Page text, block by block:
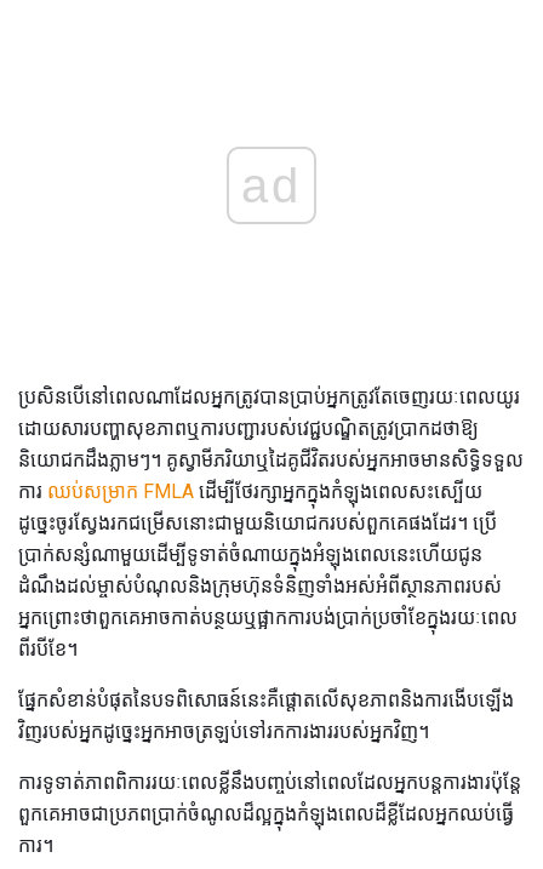
ad
ប្រសិនបើនៅពេលណាដែលអ្នកត្រូវបានប្រាប់អ្នកត្រូវតែចេញរយៈពេលយូរ
ដោយសារបញ្ហាសុខភាពឬការបញ្ជារបស់វេជ្ជបណ្ឌិតត្រូវប្រាកដថាឱ្យ
និយោជកដឹងភ្លាមៗ។ គូស្វាមីភរិយាឬដៃគូជីវិតរបស់អ្នកអាចមានសិទ្ធិទទួល
ការ ឈប់សម្រាក FMLA ដើម្បីថែរក្សាអ្នកក្នុងកំឡុងពេលសះស្បើយ
ដូច្នេះចូរស្វែងរកជម្រើសនោះជាមួយនិយោជករបស់ពួកគេផងដែរ។ ប្រើ
ប្រាក់សន្សំណាមួយដើម្បីទូទាត់ចំណាយក្នុងអំឡុងពេលនេះហើយជូន
ដំណឹងដល់ម្ចាស់បំណុលនិងក្រុមហ៊ុនទំនិញទាំងអស់អំពីស្ថានភាពរបស់
អ្នកព្រោះថាពួកគេអាចកាត់បន្ថយឬផ្អាកការបង់ប្រាក់ប្រចាំខែក្នុងរយៈពេល
ពីរបីខែ។
ផ្នែកសំខាន់បំផុតនៃបទពិសោធន៍នេះគឺផ្តោតលើសុខភាពនិងការងើបឡើង
វិញរបស់អ្នកដូច្នេះអ្នកអាចត្រឡប់ទៅរកការងាររបស់អ្នកវិញ។
ការទូទាត់ភាពពិការរយៈពេលខ្លីនឹងបញ្ចប់នៅពេលដែលអ្នកបន្តការងារប៉ុន្តែ
ពួកគេអាចជាប្រភពប្រាក់ចំណូលដ៏ល្អក្នុងកំឡុងពេលដ៏ខ្លីដែលអ្នកឈប់ធ្វើ
ការ។